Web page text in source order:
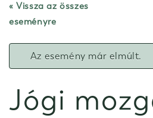
« Vissza az összes
eseményre
Az esemény már elmúlt.
Jógi